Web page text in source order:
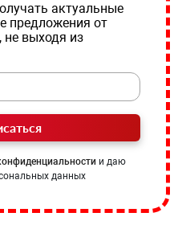
актуальные
предложения от
не выходя из
и даю
данных